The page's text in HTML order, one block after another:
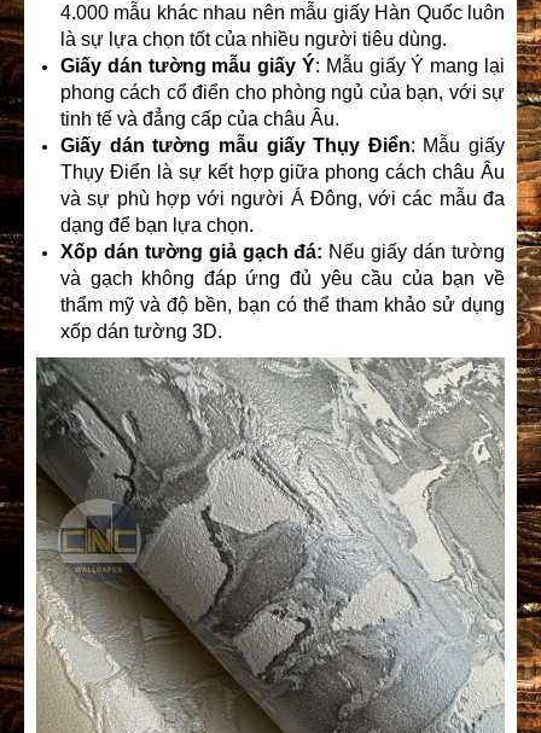
4.000 mẫu khác nhau nên mẫu giấy Hàn Quốc luôn
là sự lựa chọn tốt của nhiều người tiêu dùng.
Giấy dán tường mẫu giấy Ý: Mẫu giấy Ý mang lại
phong cách cổ điển cho phòng ngủ của bạn, với sự
tinh tế và đẳng cấp của châu Âu.
Giấy dán tường mẫu giấyThụy Điển: Mẫu giấy
Thụy Điển là sự kết hợp giữa phong cách châu Âu
và sự phù hợp với người Á Đông, với các mẫu đa
dạng để bạn lựa chọn.
Xốp dán tường giả gạch đá: Nếu giấy dán tường
và gạch không đáp ứng đủ yêu cầu của bạn về
thẩm mỹ và độ bền, bạn có thể tham khảo sử dụng
xốp dán tường 3D.